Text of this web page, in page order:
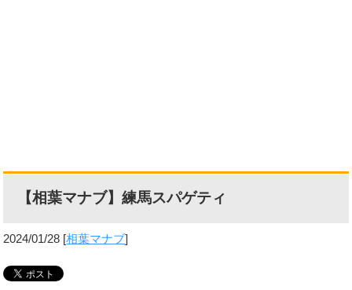
【相葉マナブ】練馬スパゲティ
2024/01/28 [相葉マナブ]